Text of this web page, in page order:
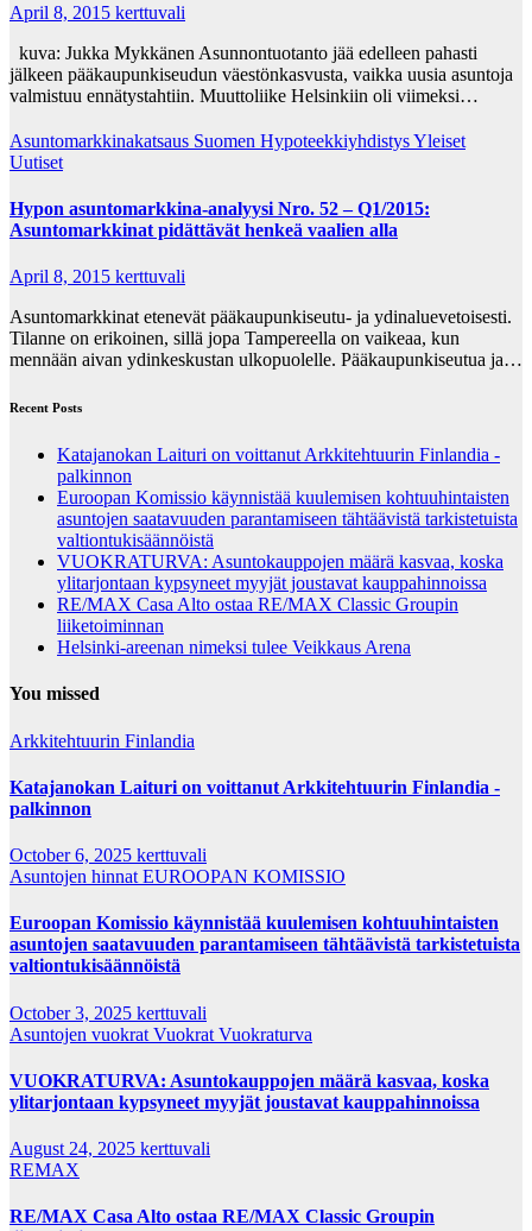
April 8, 2015 kerttuvali
kuva: Jukka Mykkänen Asunnontuotanto jää edelleen pahasti
jälkeen pääkaupunkiseudun väestönkasvusta, vaikka uusia asuntoja
valmistuu ennätystahtiin. Muuttoliike Helsinkiin oli viimeksi…
Asuntomarkkinakatsaus Suomen HypoteekkiyhdistysYleiset
Uutiset
Hypon asuntomarkkina-analyysi Nro. 52 – Q1/2015:
Asuntomarkkinat pidättävät henkeä vaalien alla
April 8, 2015 kerttuvali
Asuntomarkkinat etenevät pääkaupunkiseutu- ja ydinaluevetoisesti.
Tilanne on erikoinen, sillä jopa Tampereella on vaikeaa, kun
mennään aivan ydinkeskustan ulkopuolelle. Pääkaupunkiseutua ja…
Recent Posts
Katajanokan Laituri on voittanut Arkkitehtuurin Finlandia -
palkinnon
Euroopan Komissio käynnistää kuulemisen kohtuuhintaisten
asuntojen saatavuuden parantamiseen tähtäävistä tarkistetuista
valtiontukisäännöistä
VUOKRATURVA: Asuntokauppojen määrä kasvaa, koska
ylitarjontaan kypsyneet myyjät joustavat kauppahinnoissa
RE/MAX Casa Alto ostaa RE/MAX Classic Groupin
liiketoiminnan
Helsinki-areenan nimeksi tulee Veikkaus Arena
You missed
Arkkitehtuurin Finlandia
Katajanokan Laituri on voittanut Arkkitehtuurin Finlandia -
palkinnon
October 6, 2025 kerttuvali
Asuntojen hinnat EUROOPAN KOMISSIO
Euroopan Komissio käynnistää kuulemisen kohtuuhintaisten
asuntojen saatavuuden parantamiseen tähtäävistä tarkistetuista
valtiontukisäännöistä
October 3, 2025 kerttuvali
Asuntojen vuokrat Vuokrat Vuokraturva
VUOKRATURVA: Asuntokauppojen määrä kasvaa, koska
ylitarjontaan kypsyneet myyjät joustavat kauppahinnoissa
August 24, 2025 kerttuvali
REMAX
RE/MAX Casa Alto ostaa RE/MAX Classic Groupin